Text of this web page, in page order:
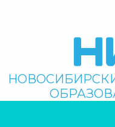
Поиск